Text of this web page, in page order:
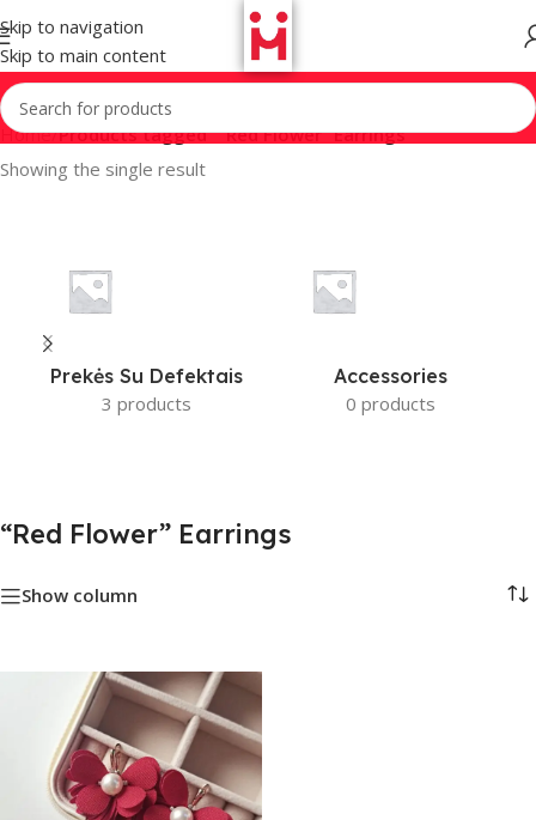
Skip to navigation
Skip to main content
Home/Products tagged ““Red Flower” Earrings”
Showing the single result
Prekės Su Defektais
3 products
Accessories
0 products
“Red Flower” Earrings
Show column